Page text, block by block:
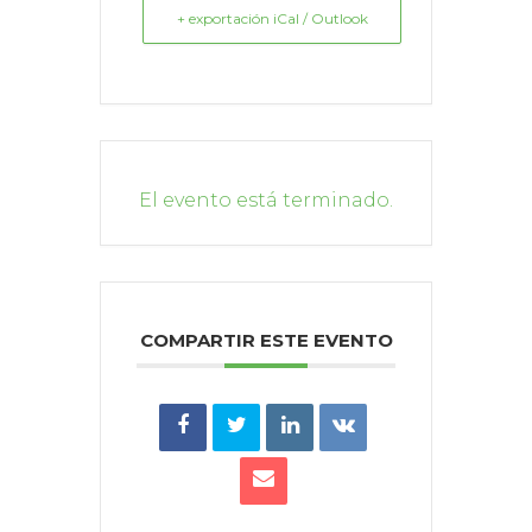
+ exportación iCal / Outlook
El evento está terminado.
COMPARTIR ESTE EVENTO